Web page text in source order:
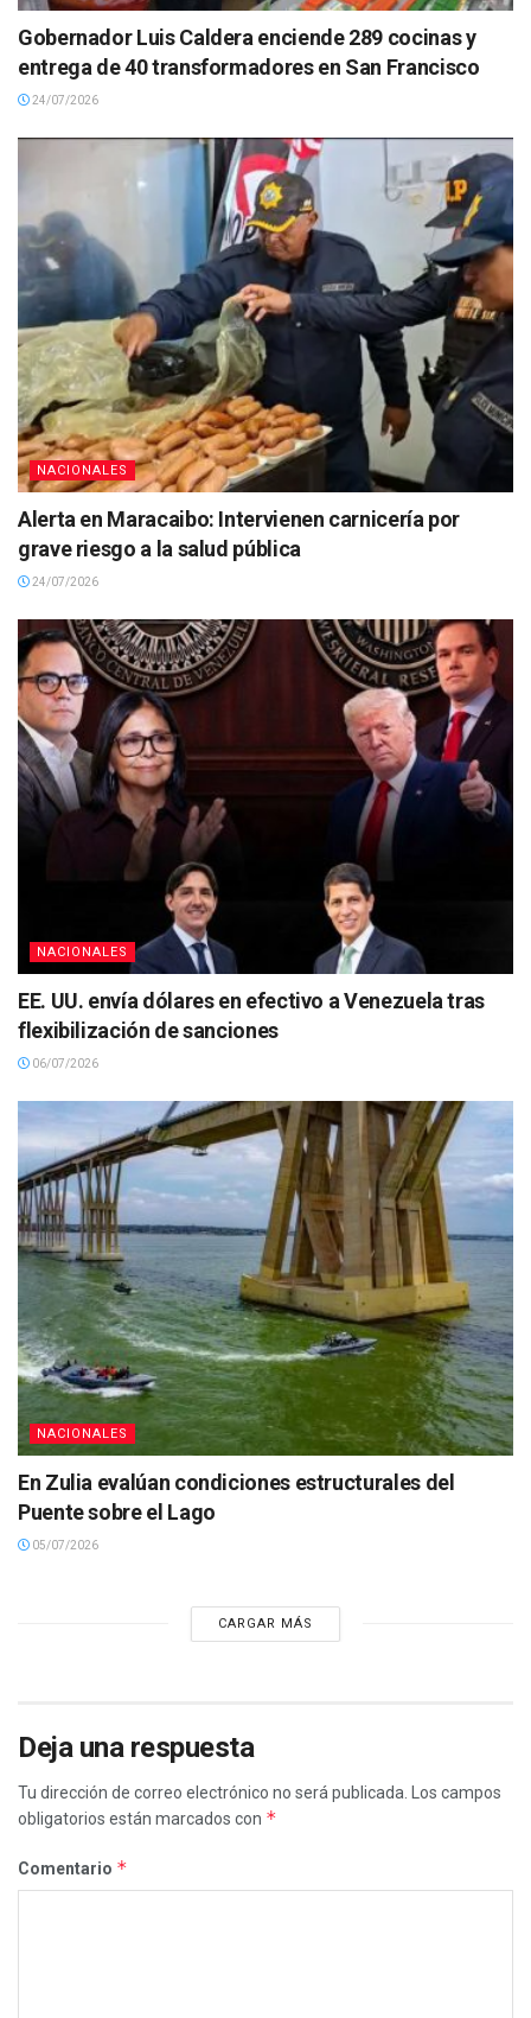
Gobernador Luis Caldera enciende 289 cocinas y
entrega de 40 transformadores en San Francisco
24/07/2026
NACIONALES
Alerta en Maracaibo: Intervienen carnicería por
grave riesgo a la salud pública
24/07/2026
NACIONALES
EE. UU. envía dólares en efectivo a Venezuela tras
flexibilización de sanciones
06/07/2026
NACIONALES
En Zulia evalúan condiciones estructurales del
Puente sobre el Lago
05/07/2026
CARGAR MÁS
Deja una respuesta
Tu dirección de correo electrónico no será publicada.
Los campos
obligatorios están marcados con *
Comentario *